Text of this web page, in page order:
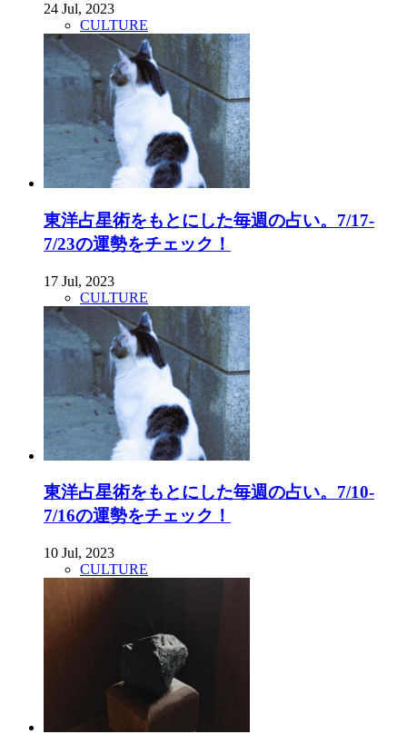
24 Jul, 2023
CULTURE
東洋占星術をもとにした毎週の占い。7/17-
7/23の運勢をチェック！
17 Jul, 2023
CULTURE
東洋占星術をもとにした毎週の占い。7/10-
7/16の運勢をチェック！
10 Jul, 2023
CULTURE